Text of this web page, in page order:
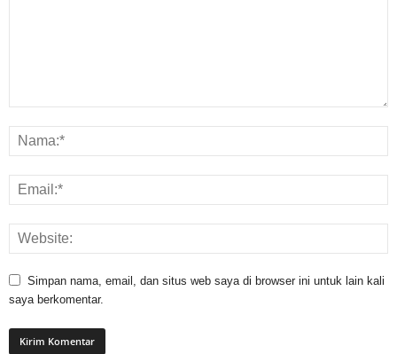
Simpan nama, email, dan situs web saya di browser ini untuk lain kali
saya berkomentar.